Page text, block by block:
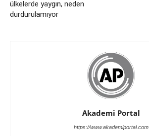
ülkelerde yaygın, neden
durdurulamıyor
Akademi Portal
https://www.akademiportal.com